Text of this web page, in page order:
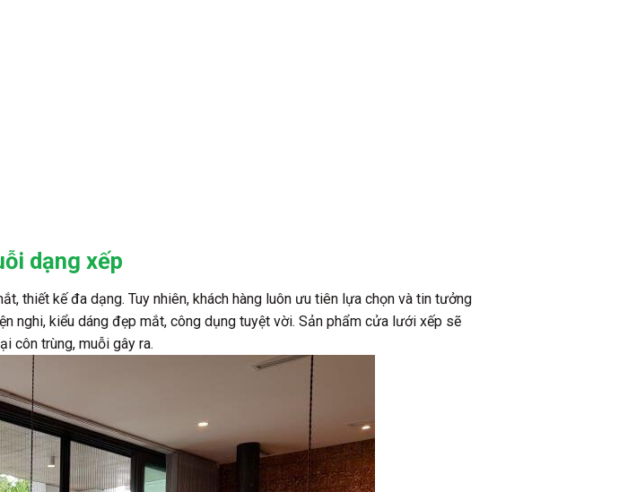
dạng xếp
thiết kế đa dạng. Tuy nhiên, khách hàng luôn ưu tiên lựa chọn và tin tưởng
nghi, kiểu dáng đẹp mắt, công dụng tuyệt vời. Sản phẩm cửa lưới xếp sẽ
côn trùng, muỗi gây ra.